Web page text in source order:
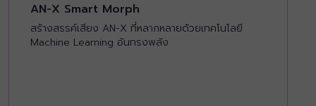
AN-X Smart Morph
สร้างสรรค์เสียง AN-X ที่หลากหลายด้วยเทคโนโลยี
Machine Learning อันทรงพลัง